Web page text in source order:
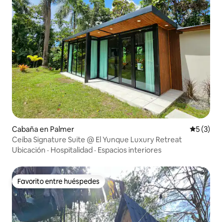
Cabaña en Palmer
5 (3)
Ceiba Signature Suite @ El Yunque Luxury Retreat
Ubicación · Hospitalidad · Espacios interiores
Favorito entre huéspedes
Favorito entre huéspedes